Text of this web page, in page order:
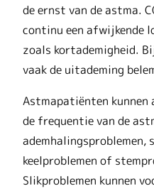
de ernst van de astma.
continu een afwijkende
zoals kortademigheid.
vaak de uitademing
Astmapatiënten kunnen
de frequentie van de
ademhalingsproblemen,
keelproblemen of
Slikproblemen kunnen